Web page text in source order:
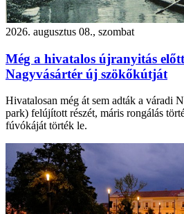
2026. augusztus 08., szombat
Még a hivatalos újranyitás
Nagyvásártér új szökőkútját
Hivatalosan még át sem adták a váradi
park) felújított részét, máris rongálás
fúvókáját törték le.